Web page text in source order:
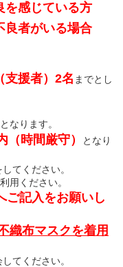
を感じている方
良者がいる場合
支援者）2名 までとし
なります。
（時間厳守）
となり
してください。
用ください。
ご記入をお願いし
織布マスクを着用
てください。